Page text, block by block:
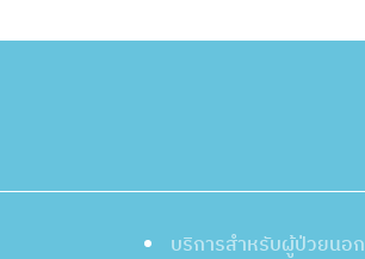
บริการสำหรับผู้ป่วยนอก